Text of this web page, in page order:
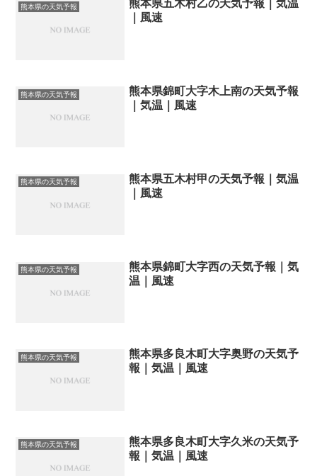
熊本県の天気予報
熊本県五木村乙の天気予報｜気温
｜風速
熊本県の天気予報
熊本県錦町大字木上南の天気予報
｜気温｜風速
熊本県の天気予報
熊本県五木村甲の天気予報｜気温
｜風速
熊本県の天気予報
熊本県錦町大字西の天気予報｜気
温｜風速
熊本県の天気予報
熊本県多良木町大字奥野の天気予
報｜気温｜風速
熊本県の天気予報
熊本県多良木町大字久米の天気予
報｜気温｜風速